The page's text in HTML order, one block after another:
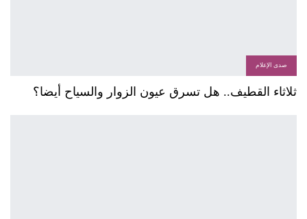
صدى الإعلام
ثلاثاء القطيف.. هل تسرق عيون الزوار والسياح أيضا؟